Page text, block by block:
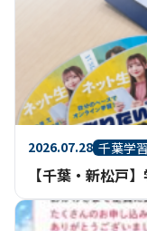
2026.07.28 千葉学